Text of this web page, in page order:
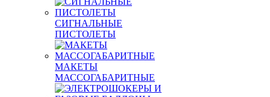
СИГНАЛЬНЫЕ
ПИСТОЛЕТЫ
МАКЕТЫ
МАССОГАБАРИТНЫЕ